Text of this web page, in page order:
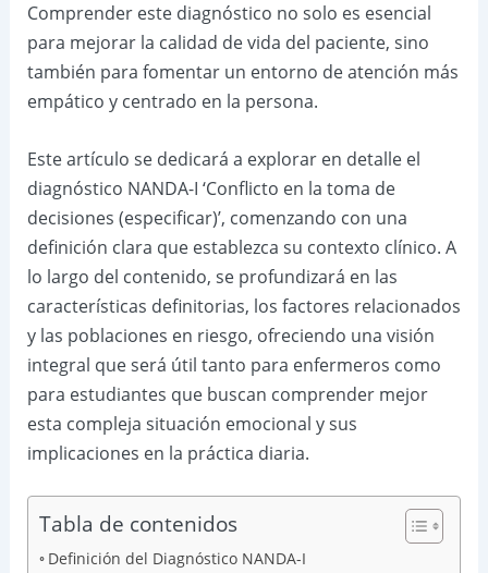
Comprender este diagnóstico no solo es esencial
para mejorar la calidad de vida del paciente, sino
también para fomentar un entorno de atención más
empático y centrado en la persona.
Este artículo se dedicará a explorar en detalle el
diagnóstico NANDA-I ‘Conflicto en la toma de
decisiones (especificar)’, comenzando con una
definición clara que establezca su contexto clínico. A
lo largo del contenido, se profundizará en las
características definitorias, los factores relacionados
y las poblaciones en riesgo, ofreciendo una visión
integral que será útil tanto para enfermeros como
para estudiantes que buscan comprender mejor
esta compleja situación emocional y sus
implicaciones en la práctica diaria.
Tabla de contenidos
Definición del Diagnóstico NANDA-I